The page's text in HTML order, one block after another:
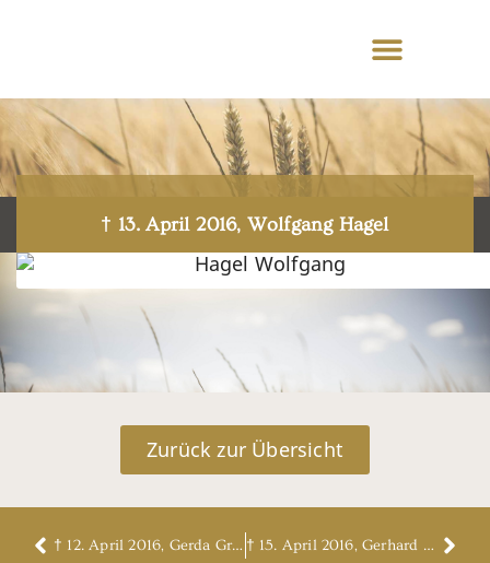
† 13. April 2016, Wolfgang Hagel
Zurück zur Übersicht
† 12. April 2016, Gerda Grieger, geb. Grünke † 15. April 2016, Gerhard Kunz